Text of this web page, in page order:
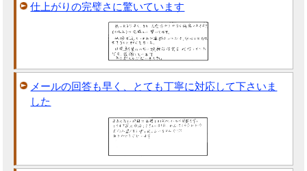
仕上がりの完璧さに驚いています
メールの回答も早く、とても丁寧に対応して下さいま
した